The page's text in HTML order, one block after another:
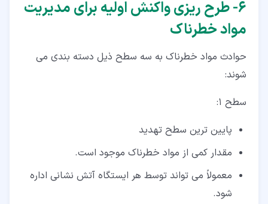
۶‏- طرح ریزی واکنش اولیه برای مدیریت
مواد خطرناک
حوادث مواد خطرناک به سه سطح ذیل دسته بندی می
شوند:
سطح 1:
پایین ترین سطح تهدید
مقدار کمی از مواد خطرناک موجود است.
معمولاً می تواند توسط هر ایستگاه آتش نشانی اداره
شود.